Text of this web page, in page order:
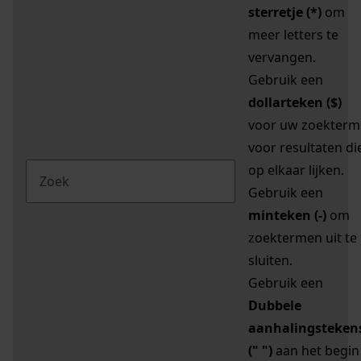
sterretje (*) om
meer letters te
vervangen.
Gebruik een
dollarteken ($)
voor uw zoekterm
voor resultaten
op elkaar lijken.
Gebruik een
minteken (-) om
zoektermen uit te
sluiten.
Gebruik een
Dubbele
(" ") aan het begin